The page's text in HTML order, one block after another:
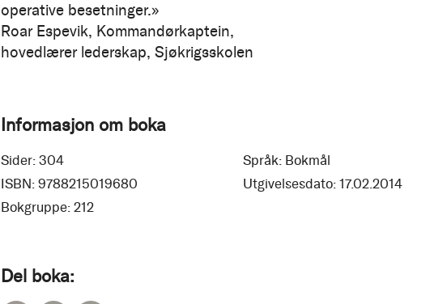
operative besetninger.»
Roar Espevik, Kommandørkaptein,
hovedlærer lederskap, Sjøkrigsskolen
Informasjon om boka
Sider: 304 Språk: Bokmål
ISBN: 9788215019680 Utgivelsesdato: 17.02.2014
Bokgruppe: 212
Del boka: